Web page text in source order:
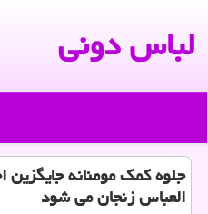
لباس دونی
جلوه كمك مومنانه جایگزین
العباس زنجان می شود